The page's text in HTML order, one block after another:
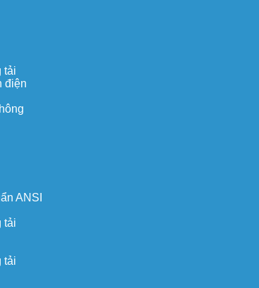
tải
điện
ANSI
tải
tải